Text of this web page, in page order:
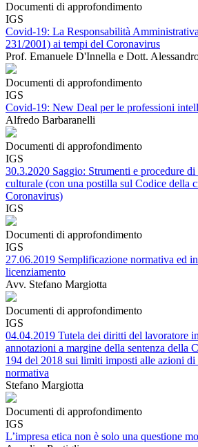
Documenti di approfondimento
IGS
Covid-19: La Responsabilità
231/2001) ai tempi del Coronavirus
Prof. Emanuele D'Innella e Dott.
Documenti di approfondimento
IGS
Covid-19: New Deal per le professioni
Alfredo Barbaranelli
Documenti di approfondimento
IGS
30.3.2020 Saggio: Strumenti e procedure di
culturale (con una postilla sul Codice della
Coronavirus)
IGS
Documenti di approfondimento
IGS
27.06.2019 Semplificazione normativa ed
licenziamento
Avv. Stefano Margiotta
Documenti di approfondimento
IGS
04.04.2019 Tutela dei diritti del lavoratore
annotazioni a margine della sentenza della
194 del 2018 sui limiti imposti alle azioni di
normativa
Stefano Margiotta
Documenti di approfondimento
IGS
L’impresa etica non è solo una questione